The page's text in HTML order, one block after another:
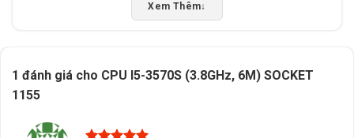
Xem Thêm↓
1 đánh giá cho CPU I5-3570S (3.8GHz, 6M) SOCKET
1155